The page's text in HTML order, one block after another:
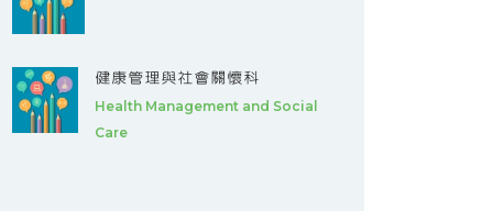
健康管理與社會關懷科
Health Management and Social
Care